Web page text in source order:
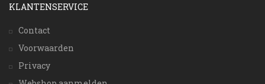
KLANTENSERVICE
Contact
Voorwaarden
Privacy